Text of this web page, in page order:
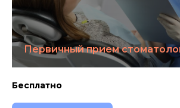
Первичный прием
Бесплатно